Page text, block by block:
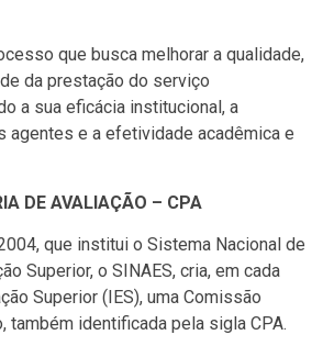
que busca melhorar a qualidade,
da prestação do serviço
a sua eficácia institucional, a
agentes e a efetividade acadêmica e
DE AVALIAÇÃO – CPA
que institui o Sistema Nacional de
Superior, o SINAES, cria, em cada
Superior (IES), uma Comissão
também identificada pela sigla CPA.